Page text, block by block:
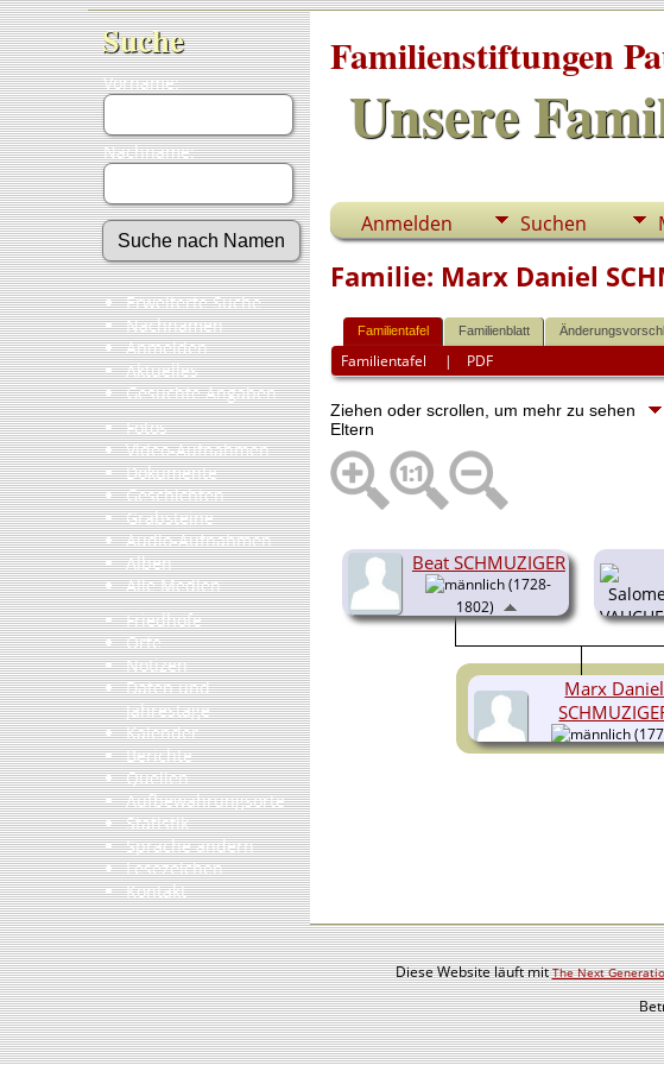
Suche
Vorname:
Nachname:
Erweiterte Suche
Nachnamen
Anmelden
Aktuelles
Gesuchte Angaben
Fotos
Video-Aufnahmen
Dokumente
Geschichten
Grabsteine
Audio-Aufnahmen
Alben
Alle Medien
Friedhöfe
Orte
Notizen
Daten und
Jahrestage
Kalender
Berichte
Quellen
Aufbewahrungsorte
Statistik
Sprache ändern
Lesezeichen
Kontakt
Familienstiftungen
Unsere
Anmelden Suchen
Familie: Marx Daniel
Familientafel Familienblatt
Familientafel | PDF
Ziehen oder scrollen, um mehr zu sehen
Eltern
Beat SCHMUZIGER
(1728-
1802)
Marx Daniel
1817)
Diese Website läuft mitThe Next